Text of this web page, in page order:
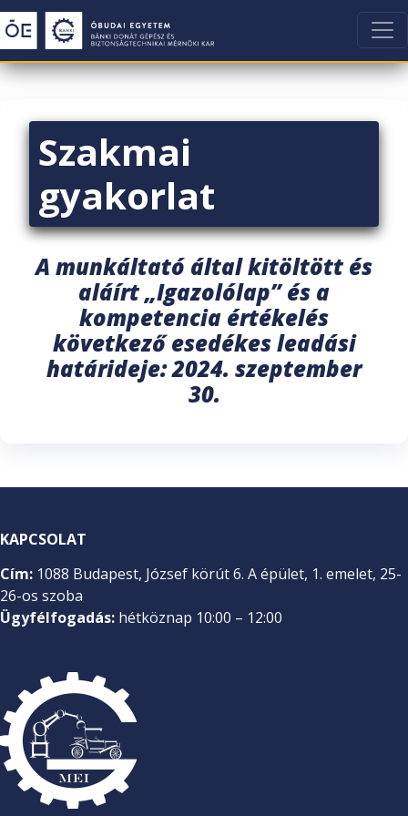
Szakmai
gyakorlat
A munkáltató által kitöltött és
aláírt „Igazolólap” és a
kompetencia értékelés
következő esedékes leadási
határideje: 2024. szeptember
30.
KAPCSOLAT
Cím: 1088 Budapest, József körút 6. A épület, 1. emelet, 25-
26-os szoba
Ügyfélfogadás: hétköznap 10:00 – 12:00